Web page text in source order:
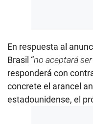
En respuesta al
Brasil “no aceptará
responderá con
concrete el arancel
estadounidense, el